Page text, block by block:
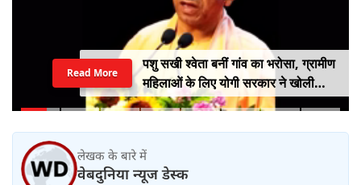
पशु सखी श्वेता बनीं गांव का भरोसा, ग्रामीण
महिलाओं के लिए योगी सरकार ने खोली
आत्मनिर्भरता की राह
Read More
लेखक के बारे में
वेबदुनिया न्यूज डेस्क